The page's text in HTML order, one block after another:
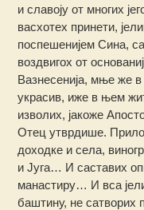
и славоју от многих
васхотех принети,
поспешенијем Сина,
воздвигох от
Вазнесенија, мње же в
украсив, иже в њем
изволих, јакоже
Отец утврдише.
доходке и села,
и Југа… И саставих
манастиру… И вса
баштину, не сатворих